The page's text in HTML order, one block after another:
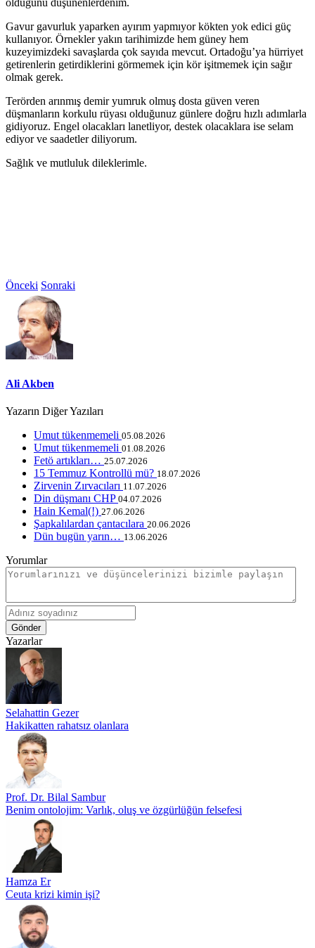
olduğunu düşünenlerdenim.
Gavur gavurluk yaparken ayırım yapmıyor kökten yok edici güç
kullanıyor. Örnekler yakın tarihimizde hem güney hem
kuzeyimizdeki savaşlarda çok sayıda mevcut. Ortadoğu’ya hürriyet
getirenlerin getirdiklerini görmemek için kör işitmemek için sağır
olmak gerek.
Terörden arınmış demir yumruk olmuş dosta güven veren
düşmanların korkulu rüyası olduğunuz günlere doğru hızlı adımlarla
gidiyoruz. Engel olacakları lanetliyor, destek olacaklara ise selam
ediyor ve saadetler diliyorum.
Sağlık ve mutluluk dileklerimle.
Önceki Sonraki
Ali Akben
Yazarın Diğer Yazıları
Umut tükenmemeli 05.08.2026
Umut tükenmemeli 01.08.2026
Fetö artıkları… 25.07.2026
15 Temmuz Kontrollü mü? 18.07.2026
Zirvenin Zırvacıları 11.07.2026
Din düşmanı CHP 04.07.2026
Hain Kemal(!) 27.06.2026
Şapkalılardan çantacılara 20.06.2026
Dün bugün yarın… 13.06.2026
Yorumlar
Gönder
Yazarlar
Selahattin Gezer
Hakikatten rahatsız olanlara
Prof. Dr. Bilal Sambur
Benim ontolojim: Varlık, oluş ve özgürlüğün felsefesi
Hamza Er
Ceuta krizi kimin işi?